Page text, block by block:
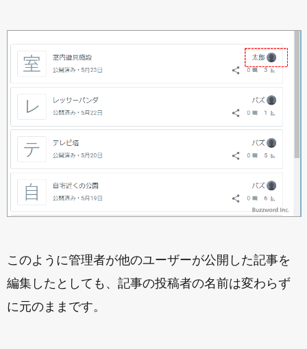
このように管理者が他のユーザーが公開した記事を
編集したとしても、記事の投稿者の名前は変わらず
に元のままです。